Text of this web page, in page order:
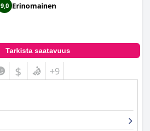
9,0 Erinomainen
Tarkista saatavuus
$ +9